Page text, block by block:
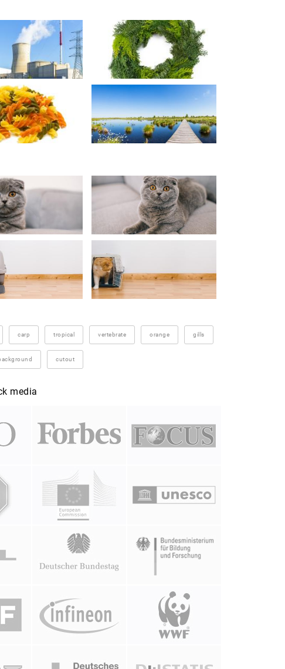
carp tropical vertebrate orange gills
cutout
media